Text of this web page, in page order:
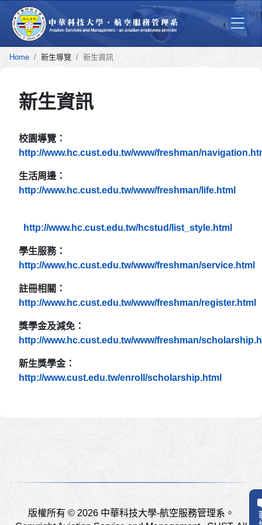
Home 新生導覽 新生資訊
新生資訊
校園導覽：
http://www.hc.cust.edu.tw/www/freshman/
生活周邊：
http://www.hc.cust.edu.tw/www/freshman/life.html
http://www.hc.cust.edu.tw/hcstud/list_style.html
學生服務：
http://www.hc.cust.edu.tw/www/freshman/service.html
註冊相關：
http://www.hc.cust.edu.tw/www/freshman/register.html
獎學金及減免：
http://www.hc.cust.edu.tw/www/freshman/
新生獎學金：
http://www.cust.edu.tw/enroll/scholarship.html
版權所有 © 2026 中華科技大學-航空服務管理系。